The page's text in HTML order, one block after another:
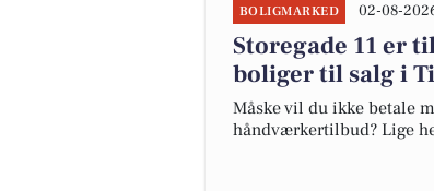
BOLIGMARKED 02-08-
Storegade 11 er
boliger til salg i
Måske vil du ikke betale
håndværkertilbud? Lige